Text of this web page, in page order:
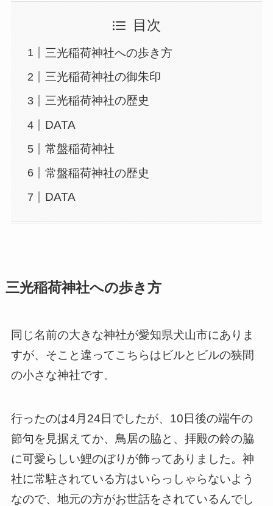
目次
三光稲荷神社への歩き方
三光稲荷神社の御朱印
三光稲荷神社の歴史
DATA
常盤稲荷神社
常盤稲荷神社の歴史
DATA
三光稲荷神社への歩き方
同じ名前の大きな神社が愛知県犬山市にありま
すが、そこと違ってこちらはビルとビルの狭間
の小さな神社です。
行ったのは4月24日でしたが、10日後の端午の
節句を見据えてか、鳥居の脇と、拝殿の鈴の脇
に可愛らしい鯉のぼりが飾ってありました。神
社に常駐されている方はいらっしゃらないよう
なので、地元の方がお世話をされているんでし